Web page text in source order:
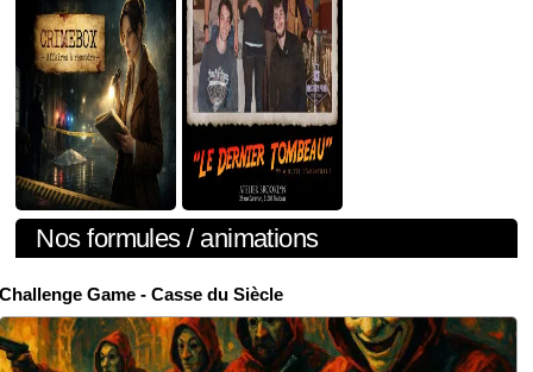
Nos formules / animations
Game - Casse du Siècle